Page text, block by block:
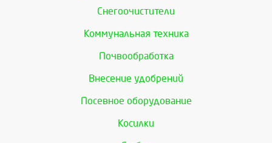
Снегоочистители
Коммунальная техника
Почвообработка
Внесение удобрений
Посевное оборудование
Косилки